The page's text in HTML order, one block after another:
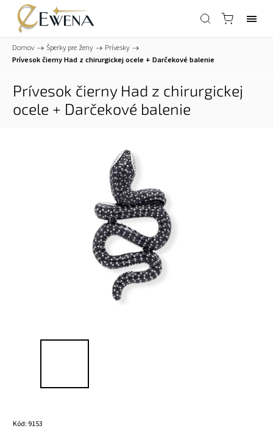
Domov / Šperky pre ženy / Prívesky /
Prívesok čierny Had z chirurgickej ocele + Darčekové balenie
Prívesok čierny Had z chirurgickej
ocele + Darčekové balenie
Kód: 9153